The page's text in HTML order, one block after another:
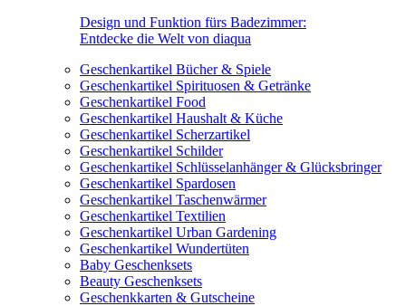
Design und Funktion fürs Badezimmer:
Entdecke die Welt von diaqua
Geschenkartikel Bücher & Spiele
Geschenkartikel Spirituosen & Getränke
Geschenkartikel Food
Geschenkartikel Haushalt & Küche
Geschenkartikel Scherzartikel
Geschenkartikel Schilder
Geschenkartikel Schlüsselanhänger & Glücksbringer
Geschenkartikel Spardosen
Geschenkartikel Taschenwärmer
Geschenkartikel Textilien
Geschenkartikel Urban Gardening
Geschenkartikel Wundertüten
Baby Geschenksets
Beauty Geschenksets
Geschenkkarten & Gutscheine